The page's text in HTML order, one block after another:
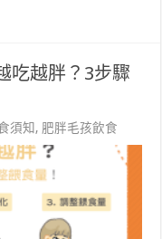
吃越胖？3步驟
須知, 肥胖毛孩飲食